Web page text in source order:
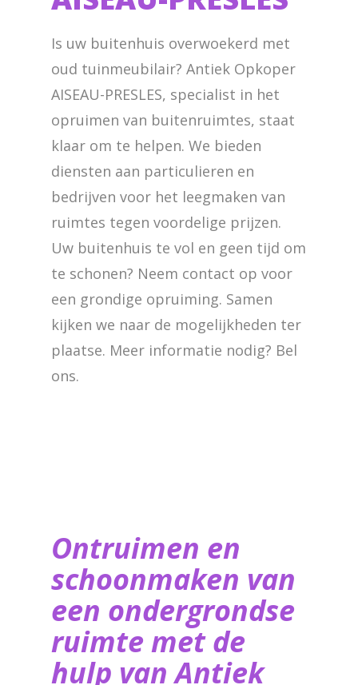
Is uw buitenhuis overwoekerd met
oud tuinmeubilair? Antiek Opkoper
AISEAU-PRESLES, specialist in het
opruimen van buitenruimtes, staat
klaar om te helpen. We bieden
diensten aan particulieren en
bedrijven voor het leegmaken van
ruimtes tegen voordelige prijzen.
Uw buitenhuis te vol en geen tijd om
te schonen? Neem contact op voor
een grondige opruiming. Samen
kijken we naar de mogelijkheden ter
plaatse. Meer informatie nodig? Bel
ons.
Ontruimen en
schoonmaken van
een ondergrondse
ruimte met de
hulp van ​Antiek